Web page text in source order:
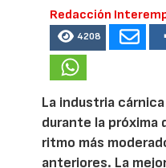
Redacción
4208
La industria
durante la próxima
ritmo más
anteriores. La